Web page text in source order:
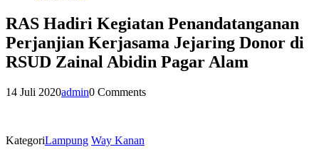
RAS Hadiri Kegiatan Penandatanganan
Perjanjian Kerjasama Jejaring Donor di
RSUD Zainal Abidin Pagar Alam
14 Juli 2020admin0 Comments
KategoriLampung Way Kanan